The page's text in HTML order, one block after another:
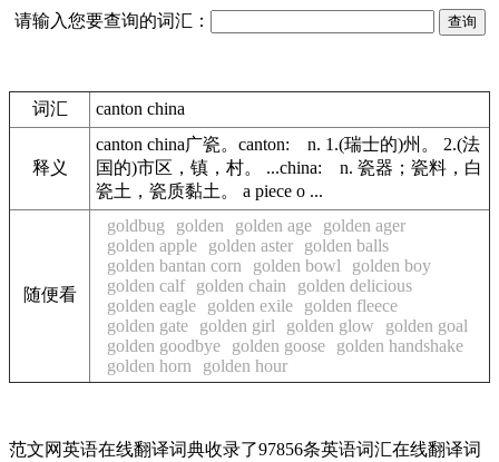
请输入您要查询的词汇：
词汇 canton china
释义
canton china广瓷。canton: n. 1.(瑞士的)州。 2.(法
国的)市区，镇，村。 ...china: n. 瓷器；瓷料，白
瓷土，瓷质黏土。 a piece o ...
随便看
goldbug golden golden age
golden ager
golden apple
golden aster
golden balls
golden bantan corn
golden bowl
golden boy
golden calf
golden chain
golden delicious
golden eagle
golden exile
golden fleece
golden gate
golden girl golden glow
golden goal
golden goodbye
golden goose
golden handshake
golden horn
golden hour
范文网英语在线翻译词典收录了97856条英语词汇在线翻译词